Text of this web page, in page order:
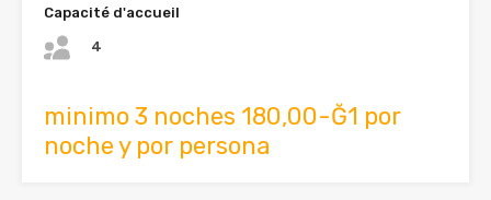
Capacité d'accueil
4
minimo 3 noches 180,00-Ğ1 por
noche y por persona